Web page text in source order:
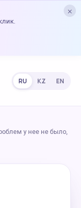
×
RU KZ EN
у нее не было,